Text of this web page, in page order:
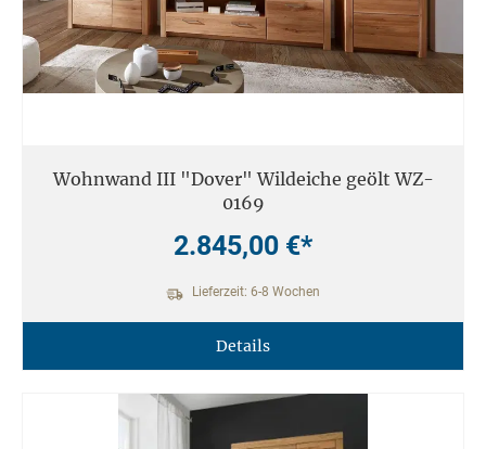
Wohnwand III "Dover" Wildeiche geölt WZ-
0169
2.845,00 €*
Lieferzeit: 6-8 Wochen
Details